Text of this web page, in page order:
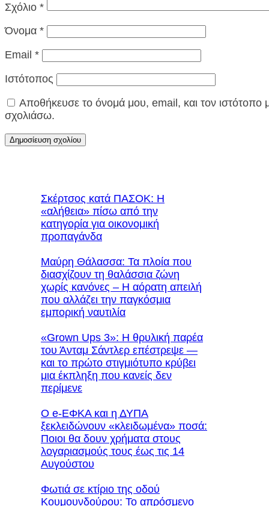
Σχόλιο *
Όνομα *
Email *
Ιστότοπος
Αποθήκευσε το όνομά μου, email, και τον
σχολιάσω.
Σκέρτσος κατά ΠΑΣΟΚ: Η
«αλήθεια» πίσω από την
κατηγορία για οικονομική
προπαγάνδα
Μαύρη Θάλασσα: Τα πλοία που
διασχίζουν τη θαλάσσια ζώνη
χωρίς κανόνες – Η αόρατη απειλή
που αλλάζει την παγκόσμια
εμπορική ναυτιλία
«Grown Ups 3»: Η θρυλική παρέα
του Άνταμ Σάντλερ επέστρεψε —
και το πρώτο στιγμιότυπο κρύβει
μια έκπληξη που κανείς δεν
περίμενε
Ο e-ΕΦΚΑ και η ΔΥΠΑ
ξεκλειδώνουν «κλειδωμένα» ποσά:
Ποιοι θα δουν χρήματα στους
λογαριασμούς τους έως τις 14
Αυγούστου
Φωτιά σε κτίριο της οδού
Κουμουνδούρου: Το απρόσμενο